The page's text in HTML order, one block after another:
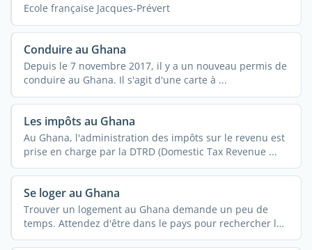
Ecole française Jacques-Prévert
Conduire au Ghana
Depuis le 7 novembre 2017, il y a un nouveau permis de
conduire au Ghana. Il s'agit d'une carte à ...
Les impôts au Ghana
Au Ghana, l'administration des impôts sur le revenu est
prise en charge par la DTRD (Domestic Tax Revenue ...
Se loger au Ghana
Trouver un logement au Ghana demande un peu de
temps. Attendez d'être dans le pays pour rechercher la
...